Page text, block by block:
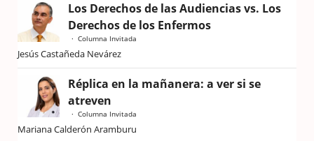
Los Derechos de las Audiencias vs. Los
Derechos de los Enfermos
Columna Invitada
Jesús Castañeda Nevárez
Réplica en la mañanera: a ver si se
atreven
Columna Invitada
Mariana Calderón Aramburu